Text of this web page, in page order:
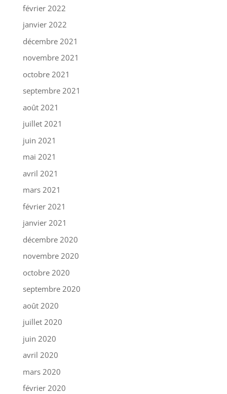
février 2022
janvier 2022
décembre 2021
novembre 2021
octobre 2021
septembre 2021
août 2021
juillet 2021
juin 2021
mai 2021
avril 2021
mars 2021
février 2021
janvier 2021
décembre 2020
novembre 2020
octobre 2020
septembre 2020
août 2020
juillet 2020
juin 2020
avril 2020
mars 2020
février 2020